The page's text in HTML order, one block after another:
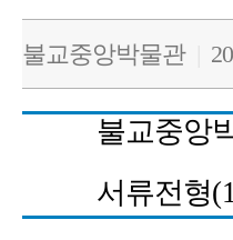
불교중앙박물관
불교중앙
서류전형(1